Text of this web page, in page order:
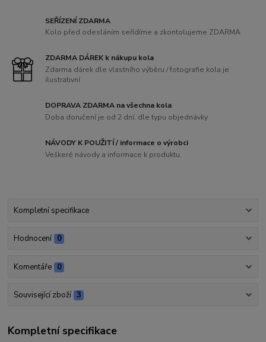
SEŘÍZENÍ ZDARMA
Kolo před odesláním seřídíme a zkontolujeme ZDARMA
ZDARMA DÁREK k nákupu kola
Zdarma dárek dle vlastního výběru / fotografie kola je
ilustrativní
DOPRAVA ZDARMA na všechna kola
Doba doručení je od 2 dní, dle typu objednávky
NÁVODY K POUŽITÍ / informace o výrobci
Veškeré návody a informace k produktu.
Kompletní specifikace
Hodnocení 0
Komentáře 0
Související zboží 3
Kompletní specifikace